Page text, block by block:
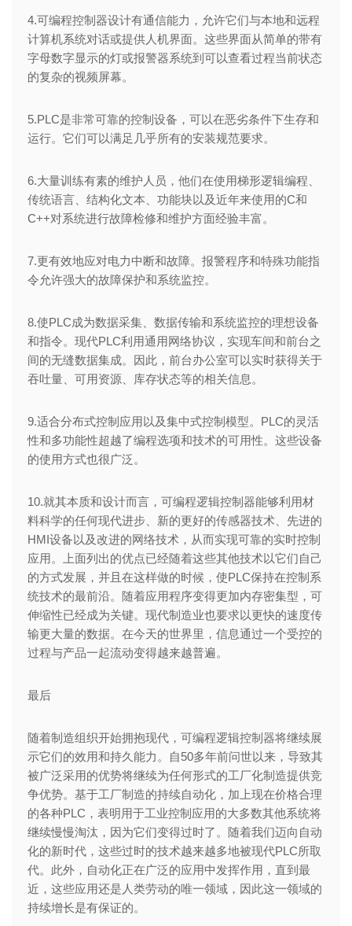
4.可编程控制器设计有通信能力，允许它们与本地和远程
计算机系统对话或提供人机界面。这些界面从简单的带有
字母数字显示的灯或报警器系统到可以查看过程当前状态
的复杂的视频屏幕。
5.PLC是非常可靠的控制设备，可以在恶劣条件下生存和
运行。它们可以满足几乎所有的安装规范要求。
6.大量训练有素的维护人员，他们在使用梯形逻辑编程、
传统语言、结构化文本、功能块以及近年来使用的C和
C++对系统进行故障检修和维护方面经验丰富。
7.更有效地应对电力中断和故障。报警程序和特殊功能指
令允许强大的故障保护和系统监控。
8.使PLC成为数据采集、数据传输和系统监控的理想设备
和指令。现代PLC利用通用网络协议，实现车间和前台之
间的无缝数据集成。因此，前台办公室可以实时获得关于
吞吐量、可用资源、库存状态等的相关信息。
9.适合分布式控制应用以及集中式控制模型。PLC的灵活
性和多功能性超越了编程选项和技术的可用性。这些设备
的使用方式也很广泛。
10.就其本质和设计而言，可编程逻辑控制器能够利用材
料科学的任何现代进步、新的更好的传感器技术、先进的
HMI设备以及改进的网络技术，从而实现可靠的实时控制
应用。上面列出的优点已经随着这些其他技术以它们自己
的方式发展，并且在这样做的时候，使PLC保持在控制系
统技术的最前沿。随着应用程序变得更加内存密集型，可
伸缩性已经成为关键。现代制造业也要求以更快的速度传
输更大量的数据。在今天的世界里，信息通过一个受控的
过程与产品一起流动变得越来越普遍。
最后
随着制造组织开始拥抱现代，可编程逻辑控制器将继续展
示它们的效用和持久能力。自50多年前问世以来，导致其
被广泛采用的优势将继续为任何形式的工厂化制造提供竞
争优势。基于工厂制造的持续自动化，加上现在价格合理
的各种PLC，表明用于工业控制应用的大多数其他系统将
继续慢慢淘汰，因为它们变得过时了。随着我们迈向自动
化的新时代，这些过时的技术越来越多地被现代PLC所取
代。此外，自动化正在广泛的应用中发挥作用，直到最
近，这些应用还是人类劳动的唯一领域，因此这一领域的
持续增长是有保证的。